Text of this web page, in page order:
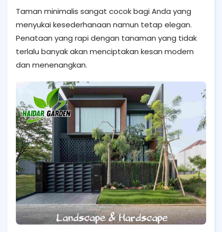
Taman minimalis sangat cocok bagi Anda yang
menyukai kesederhanaan namun tetap elegan.
Penataan yang rapi dengan tanaman yang tidak
terlalu banyak akan menciptakan kesan modern
dan menenangkan.